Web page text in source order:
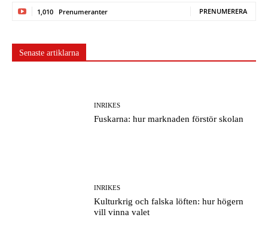
1,010 Prenumeranter PRENUMERERA
Senaste artiklarna
INRIKES
Fuskarna: hur marknaden förstör skolan
INRIKES
Kulturkrig och falska löften: hur högern
vill vinna valet